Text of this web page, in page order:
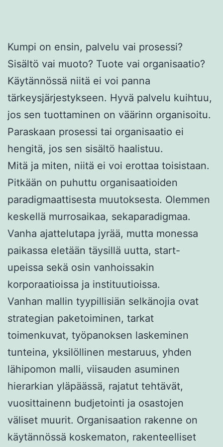
Kumpi on ensin, palvelu vai prosessi?
Sisältö vai muoto? Tuote vai organisaatio?
Käytännössä niitä ei voi panna
tärkeysjärjestykseen. Hyvä palvelu kuihtuu,
jos sen tuottaminen on väärinn organisoitu.
Paraskaan prosessi tai organisaatio ei
hengitä, jos sen sisältö haalistuu.
Mitä ja miten, niitä ei voi erottaa toisistaan.
Pitkään on puhuttu organisaatioiden
paradigmaattisesta muutoksesta. Olemmen
keskellä murrosaikaa, sekaparadigmaa.
Vanha ajattelutapa jyrää, mutta monessa
paikassa eletään täysillä uutta, start-
upeissa sekä osin vanhoissakin
korporaatioissa ja instituutioissa.
Vanhan mallin tyypillisiän selkänojia ovat
strategian paketoiminen, tarkat
toimenkuvat, työpanoksen laskeminen
tunteina, yksilöllinen mestaruus, yhden
lähipomon malli, viisauden asuminen
hierarkian yläpäässä, rajatut tehtävät,
vuosittainenn budjetointi ja osastojen
väliset muurit. Organisaation rakenne on
käytännössä koskematon, rakenteelliset